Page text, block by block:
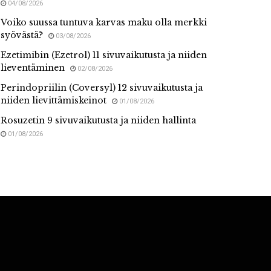
04/08/2026
Voiko suussa tuntuva karvas maku olla merkki
syövästä?
03/08/2026
Ezetimibin (Ezetrol) 11 sivuvaikutusta ja niiden
lieventäminen
02/08/2026
Perindopriilin (Coversyl) 12 sivuvaikutusta ja
niiden lievittämiskeinot
01/08/2026
Rosuzetin 9 sivuvaikutusta ja niiden hallinta
01/08/2026